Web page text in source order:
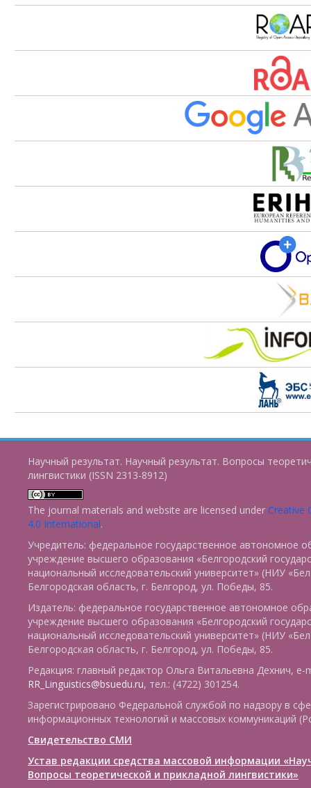
Научный результат. Научный результат. Вопросы
лингвистики (ISSN 2313-8912)
The journal materials and website are licensed under Creative
4.0 International.
Учредитель: федеральное государственное автономное
учреждение высшего образования «Белгородский
национальный исследовательский университет» (НИУ
Белгородская область, г. Белгород, ул. Победы, 85.
Издатель: федеральное государственное автономное
учреждение высшего образования «Белгородский
национальный исследовательский университет» (НИУ
Белгородская область, г. Белгород, ул. Победы, 85.
Редакция: главный редактор Ольга Витальевна Дехнич, e-
RR_Linguistics@bsuedu.ru, тел.: (4722) 301254.
Зарегистрировано Федеральной службой по надзору в
информационных технологий и массовых коммуникаций
Свидетельство СМИ
Устав редакции средства массовой информации
Вопросы теоретической и прикладной лингвистики»